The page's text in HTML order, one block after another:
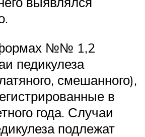
№№ 1,2
педикулеза
смешанного),
в
года. Случаи
подлежат